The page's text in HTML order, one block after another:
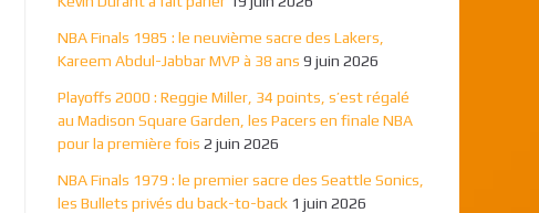
NBA Finals 1985 : le neuvième sacre des Lakers,
Kareem Abdul-Jabbar MVP à 38 ans 9 juin 2026
Playoffs 2000 : Reggie Miller, 34 points, s’est régalé
au Madison Square Garden, les Pacers en finale NBA
pour la première fois 2 juin 2026
NBA Finals 1979 : le premier sacre des Seattle Sonics,
les Bullets privés du back-to-back 1 juin 2026